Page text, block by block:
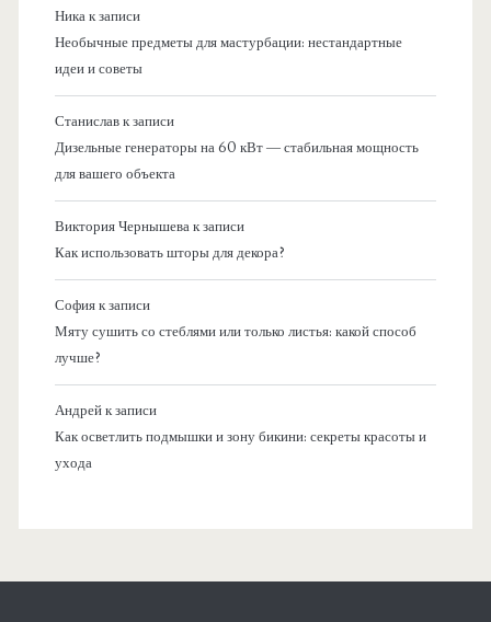
Никак записи
Необычные предметы для мастурбации: нестандартные
идеи и советы
Станиславк записи
Дизельные генераторы на 60 кВт — стабильная мощность
для вашего объекта
Виктория Чернышевак записи
Как использовать шторы для декора?
Софияк записи
Мяту сушить со стеблями или только листья: какой способ
лучше?
Андрейк записи
Как осветлить подмышки и зону бикини: секреты красоты и
ухода